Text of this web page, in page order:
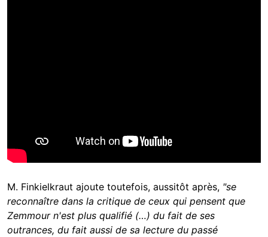
M. Finkielkraut ajoute toutefois, aussitôt après, "se
reconnaître dans la critique de ceux qui pensent que
Zemmour n'est plus qualifié (…) du fait de ses
outrances, du fait aussi de sa lecture du passé